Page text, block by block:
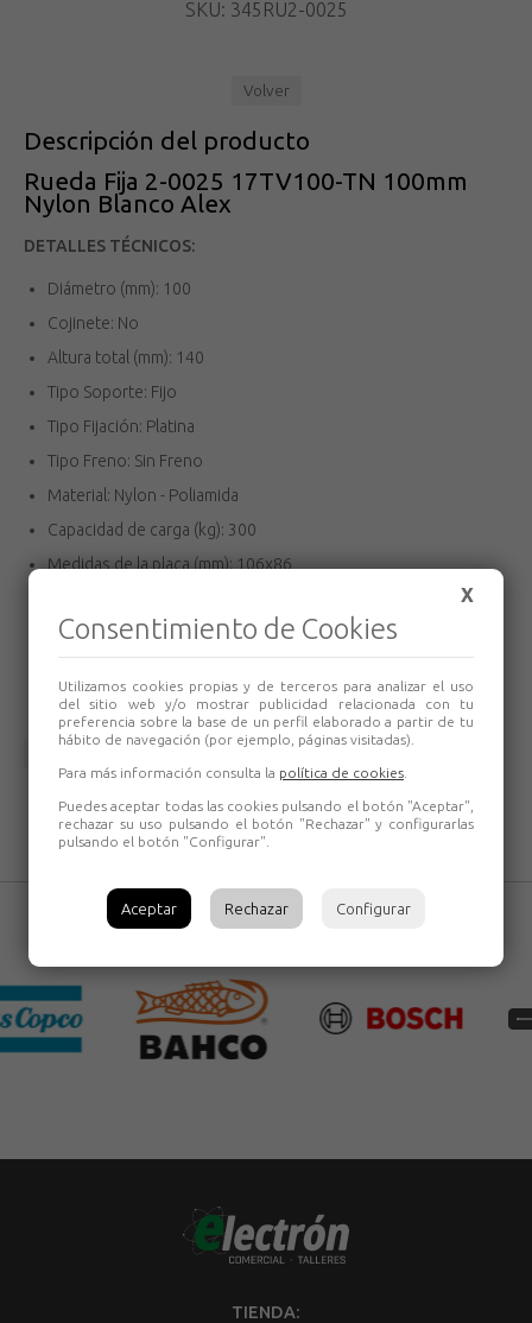
SKU: 345RU2-0025
Volver
Descripción del producto
Rueda Fija 2-0025 17TV100-TN 100mm
Nylon Blanco Alex
DETALLES TÉCNICOS:
Diámetro (mm): 100
Cojinete: No
Altura total (mm): 140
Tipo Soporte: Fijo
Tipo Fijación: Platina
Tipo Freno: Sin Freno
Material: Nylon - Poliamida
Capacidad de carga (kg): 300
Medidas de la placa (mm): 106x86
Diámetro agujero (mm): 8
TIENDA:
X
Consentimiento de Cookies
Utilizamos cookies propias y de terceros para analizar el uso
del sitio web y/o mostrar publicidad relacionada con tu
preferencia sobre la base de un perfil elaborado a partir de tu
hábito de navegación (por ejemplo, páginas visitadas).
Para más información consulta la política de cookies
Puedes aceptar todas las cookies pulsando el botón "Aceptar",
rechazar su uso pulsando el botón "Rechazar" y configurarlas
pulsando el botón "Configurar".
Aceptar Rechazar Configurar